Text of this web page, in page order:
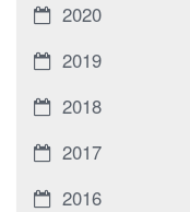
2020
2019
2018
2017
2016